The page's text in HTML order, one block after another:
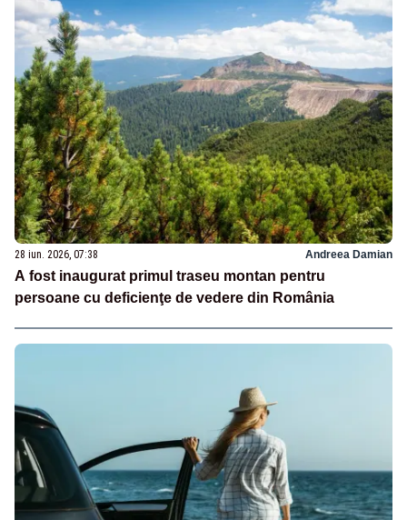
28 iun. 2026, 07:38 Andreea Damian
A fost inaugurat primul traseu montan pentru
persoane cu deficienţe de vedere din România